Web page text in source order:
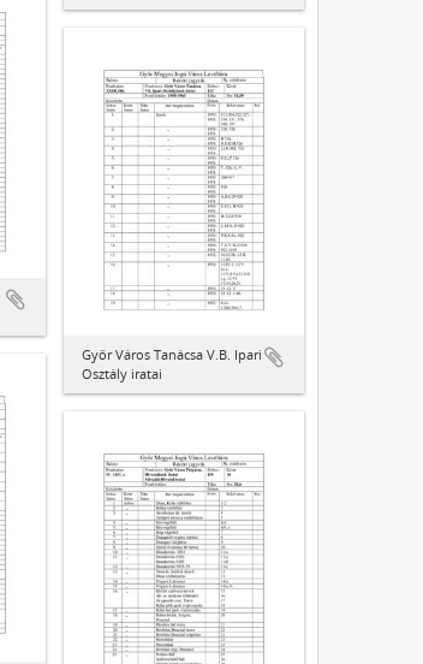
Győr Város Tanácsa V.B. Ipari
Osztály iratai